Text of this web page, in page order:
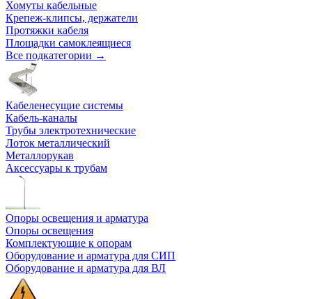
Хомуты кабельные
Крепеж-клипсы, держатели
Протяжки кабеля
Площадки самоклеящиеся
Все подкатегории →
Кабеленесущие системы
Кабель-каналы
Трубы электротехнические
Лоток металлический
Металлорукав
Аксессуары к трубам
Опоры освещения и арматура
Опоры освещения
Комплектующие к опорам
Оборудование и арматура для СИП
Оборудование и арматура для ВЛ